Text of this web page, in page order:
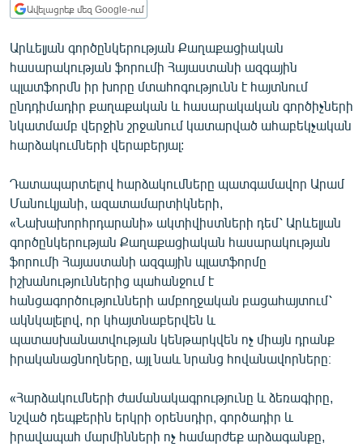
ՂԱՐԱԲԱՂ
ՏԱՐԱԾԱՇՐՋԱՆ
ՄԻՋԱԶԳԱՅԻՆ
ՄՇԱԿՈՒՅԹ
ՍՊՈՐՏ
ՄԵԿՆԱԲԱՆՈՒԹՅՈՒՆ
ՏՏ ԵՒ ԻՆՏԵՐՆԵՏ
ԿՈՐՈՆԱՎԻՐՈՒՍ
ԱՐԽԻՎ
ՏԵՍԱՆՅՈՒԹԵՐ
ԲԱՆԱՎԵՃ
ՁԳՏԵԼՈՎ ԼԱՎԱԳՈՒՅՆԻՆ
Հայերեն
Ավելացրեք մեզ Google-ում
Արևելյան գործընկերության Քաղաքացիական
հասարակության ֆորումի Հայաստանի ազգային
պլատֆորմն իր խորը մտահոգությունն է հայտնում
ընդդիմադիր քաղաքական և հասարակական գործիչների
նկատմամբ վերջին շրջանում կատարված ահաբեկչական
հարձակումների վերաբերյալ:
Դատապարտելով հարձակումները պատգամավոր Արամ
Մանուկյանի, ազատամարտիկների,
«Նախախորհրդարանի» ակտիվիստների դեմ՝ Արևելյան
գործընկերության Քաղաքացիական հասարակության
ֆորումի Հայաստանի ազգային պլատֆորմը
իշխանություններից պահանջում է
հանցագործությունների ամբողջական բացահայտում՝
ակնկալելով, որ կհայտնաբերվեն և
պատասխանատվության կենթարկվեն ոչ միայն դրանք
իրականացնողները, այլ նաև նրանց հովանավորները։
«Հարձակումների ժամանակագրությունը և ձեռագիրը,
նշված դեպքերին երկրի օրենսդիր, գործադիր և
իրավապահ մարմինների ոչ համարժեք արձագանքը,